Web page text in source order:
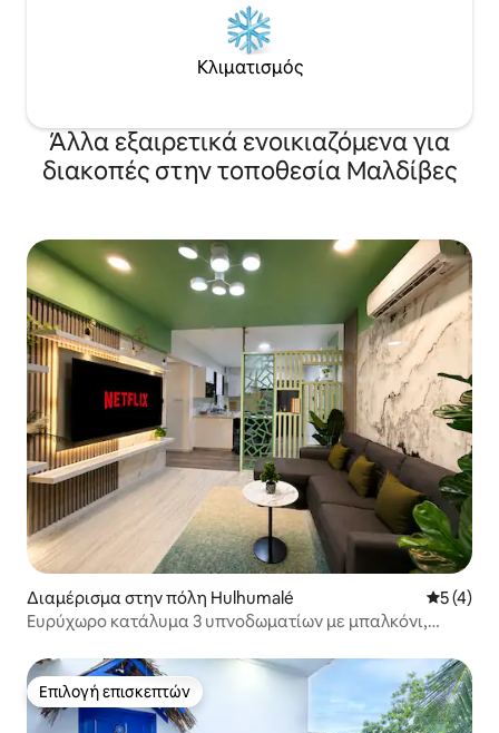
Κλιματισμός
Άλλα εξαιρετικά ενοικιαζόμενα για
διακοπές στην τοποθεσία Μαλδίβες
Διαμέρισμα στην πόλη Hulhumalé Μέση
5 (4)
Ευρύχωρο κατάλυμα 3 υπνοδωματίων με μπαλκόνι,
παραλία
Επιλογή επισκεπτών
Επιλογή επισκεπτών